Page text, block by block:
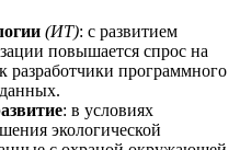
(ИТ): с развитием
повышается спрос на
разработчики программного
: в условиях
экологической